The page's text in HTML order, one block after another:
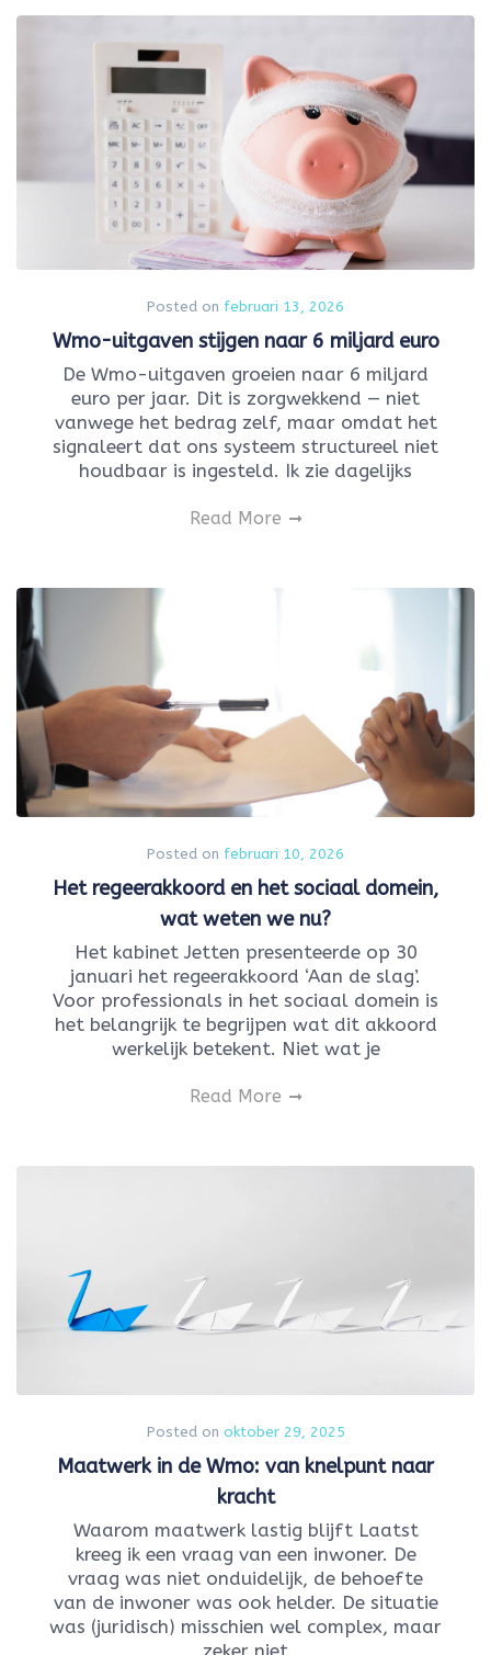
Posted on februari 13, 2026
Wmo-uitgaven stijgen naar 6 miljard euro
De Wmo-uitgaven groeien naar 6 miljard
euro per jaar. Dit is zorgwekkend — niet
vanwege het bedrag zelf, maar omdat het
signaleert dat ons systeem structureel niet
houdbaar is ingesteld. Ik zie dagelijks
Read More
Posted on februari 10, 2026
Het regeerakkoord en het sociaal domein,
wat weten we nu?
Het kabinet Jetten presenteerde op 30
januari het regeerakkoord ‘Aan de slag’.
Voor professionals in het sociaal domein is
het belangrijk te begrijpen wat dit akkoord
werkelijk betekent. Niet wat je
Read More
Posted on oktober 29, 2025
Maatwerk in de Wmo: van knelpunt naar
kracht
Waarom maatwerk lastig blijft Laatst
kreeg ik een vraag van een inwoner. De
vraag was niet onduidelijk, de behoefte
van de inwoner was ook helder. De situatie
was (juridisch) misschien wel complex, maar